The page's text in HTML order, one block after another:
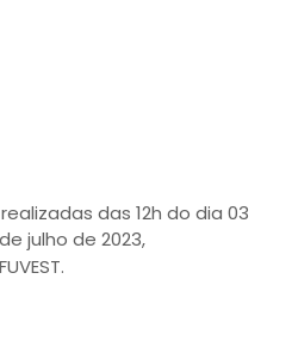
das 12h do dia 03
julho de 2023,